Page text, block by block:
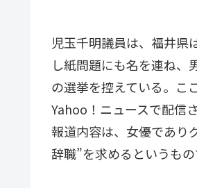
児玉千明議員は、福井県
し紙問題にも名を連ね、
の選挙を控えている。こ
Yahoo！ニュースで配信
報道内容は、女優であり
辞職”を求めるというも